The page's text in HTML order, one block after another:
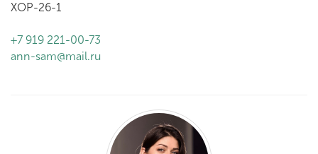
ХОР-26-1
+7 919 221-00-73
ann-sam@mail.ru